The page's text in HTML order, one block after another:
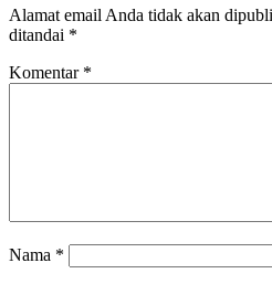
Alamat email Anda tidak akan
ditandai *
Komentar *
Nama *